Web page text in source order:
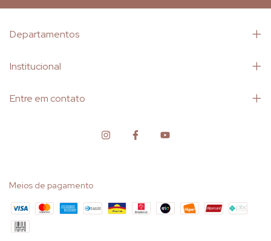
Departamentos
Institucional
Entre em contato
Meios de pagamento